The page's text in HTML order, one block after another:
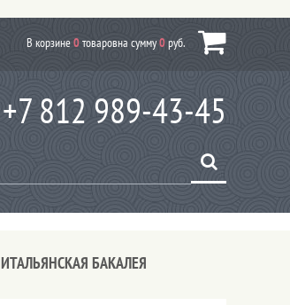
В корзине0товаровна сумму0руб.
+7 812 989-43-45
ИТАЛЬЯНСКАЯ БАКАЛЕЯ